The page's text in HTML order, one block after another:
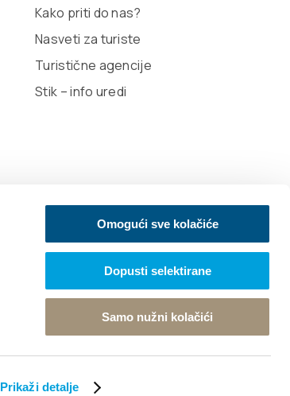
Prikaži detalje
Omogući sve kolačiće
Dopusti selektirane
Samo nužni kolačići
Kako priti do nas?
Nasveti za turiste
Turistične agencije
Stik – info uredi